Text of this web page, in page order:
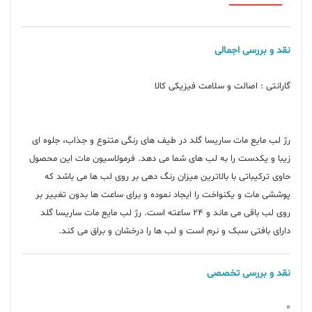
نقد و بررسی اجمالی
رژ لب مایع مات ساریسا گلد در طیف های رنگی متنوع و جذاب، جلوه ای
زیبا و یکدست را به لب های شما می دهد. فرمولاسیون مات این محصول
حاوی ترکیباتی با بالاترین میزان رنگ دهی بر روی لب ها می باشد که
پوششی مات و یکنواخت را ایجاد نموده و برای ساعت ها بدون تغییر بر
روی لب باقی می ماند و 24 ساعته است. رژ لب مایع مات ساریسا گلد
دارای بافتی سبک و نرم است و لب ها را درخشان و براق می کند.
نقد و بررسی تخصصی
0